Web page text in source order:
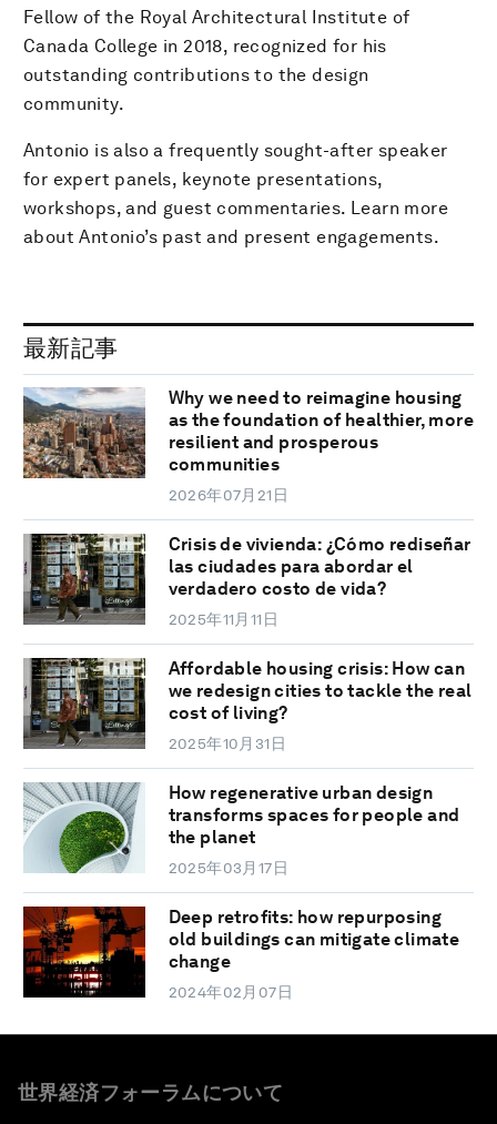
Fellow of the Royal Architectural Institute of
Canada College in 2018, recognized for his
outstanding contributions to the design
community.
Antonio is also a frequently sought-after speaker
for expert panels, keynote presentations,
workshops, and guest commentaries. Learn more
about Antonio’s past and present engagements.
最新記事
Why we need to reimagine housing
as the foundation of healthier, more
resilient and prosperous
communities
2026年07月21日
Crisis de vivienda: ¿Cómo rediseñar
las ciudades para abordar el
verdadero costo de vida?
2025年11月11日
Affordable housing crisis: How can
we redesign cities to tackle the real
cost of living?
2025年10月31日
How regenerative urban design
transforms spaces for people and
the planet
2025年03月17日
Deep retrofits: how repurposing
old buildings can mitigate climate
change
2024年02月07日
世界経済フォーラムについて